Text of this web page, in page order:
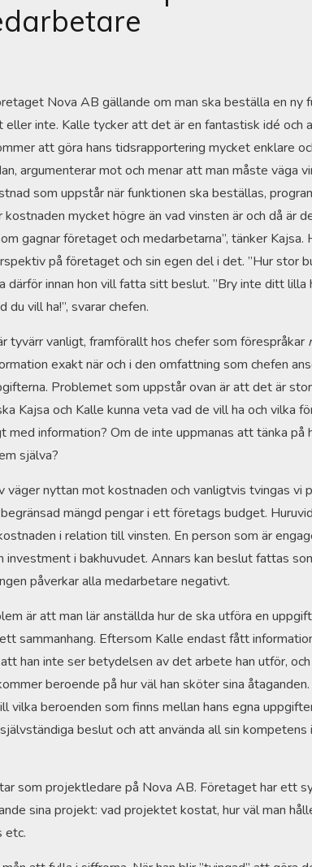
Nova AB gällande om man ska beställa en ny
inte. Kalle tycker att det är en fantastisk idé och
att göra hans tidsrapportering mycket enklare
argumenterar mot och menar att man måste väga
som uppstår när funktionen ska beställas,
kostnaden mycket högre än vad vinsten är och då är
gagnar företaget och medarbetarna”, tänker Kajsa.
på företaget och sin egen del i det. ”Hur stor
därför innan hon vill fatta sitt beslut. ”Bry inte ditt
du vill ha!”, svarar chefen.
tyvärr vanligt, framförallt hos chefer som förespråkar
exakt när och i den omfattning som chefen
Problemet som uppstår ovan är att det är
Kajsa och Kalle kunna veta vad de vill ha och vilka
med information? Om de inte uppmanas att tänka på
själva?
väger nyttan mot kostnaden och vanligtvis tvingas vi
mängd pengar i ett företags budget.
i relation till vinsten. En person som är
investment i bakhuvudet. Annars kan beslut fattas
påverkar alla medarbetare negativt.
är att man lär anställda hur de ska utföra en
sammanhang. Eftersom Kalle endast fått
han inte ser betydelsen av det arbete han utför,
beroende på hur väl han sköter sina
vilka beroenden som finns mellan hans egna
beslut och att använda all sin kompetens
som projektledare på Nova AB. Företaget har ett
sina projekt: vad projektet kostat, hur väl man
etc.